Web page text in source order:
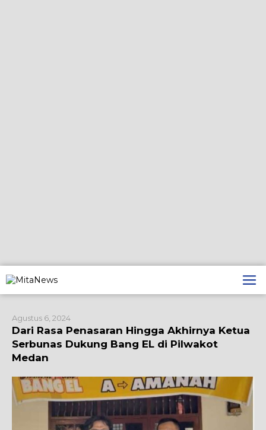
ke
konten
Agustus 6, 2024
Dari Rasa Penasaran Hingga Akhirnya Ketua
Serbunas Dukung Bang EL di Pilwakot
Medan